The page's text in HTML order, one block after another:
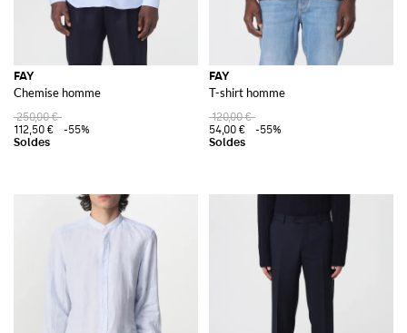
FAY
Chemise homme
250,00 €
112,50 €
-55%
FAY
T-shirt homme
120,00 €
54,00 €
-55%